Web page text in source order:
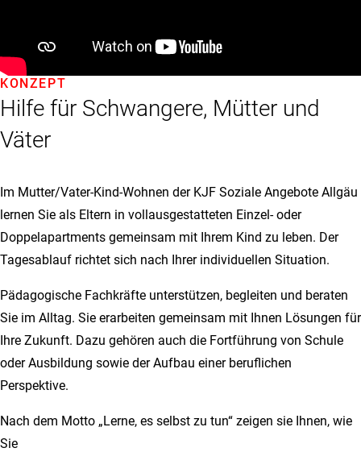
Hilfe für Schwangere, Mütter und
Väter
KONZEPT
Im Mutter/Vater-Kind-Wohnen der KJF Soziale Angebote Allgäu
lernen Sie als Eltern in vollausgestatteten Einzel- oder
Doppelapartments gemeinsam mit Ihrem Kind zu leben. Der
Tagesablauf richtet sich nach Ihrer individuellen Situation.
Pädagogische Fachkräfte unterstützen, begleiten und beraten
Sie im Alltag. Sie erarbeiten gemeinsam mit Ihnen Lösungen für
Ihre Zukunft. Dazu gehören auch die Fortführung von Schule
oder Ausbildung sowie der Aufbau einer beruflichen
Perspektive.
Nach dem Motto „Lerne, es selbst zu tun“ zeigen sie Ihnen, wie
Sie